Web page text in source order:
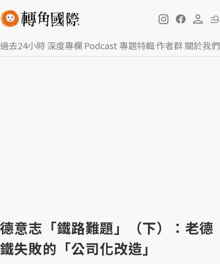
過去24小時深度專欄 Podcast 專題特輯作者群關於我們
德意志「鐵路難題」（下）：老德
鐵失敗的「公司化改造」